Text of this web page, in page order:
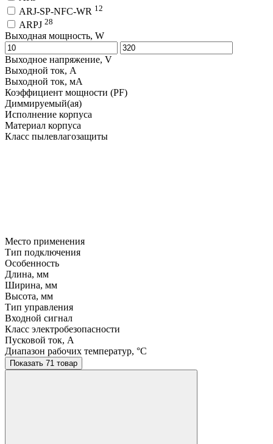
ARJ-SP-NFC-WR 12
ARPJ 28
Выходная мощность, W
Выходное напряжение, V
Выходной ток, A
Выходной ток, мA
Коэффициент мощности (PF)
Диммируемый(ая)
Исполнение корпуса
Материал корпуса
Класс пылевлагозащиты
Место применения
Тип подключения
Особенность
Длина, мм
Ширина, мм
Высота, мм
Тип управления
Входной сигнал
Класс электробезопасности
Пусковой ток, A
Диапазон рабочих температур, °C
Показать 71 товар